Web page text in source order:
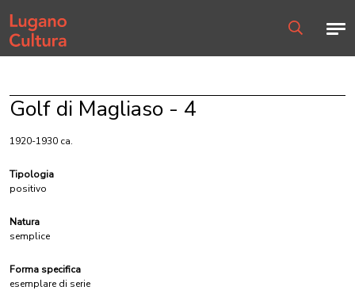
Home page
Golf di Magliaso - 4
1920-1930 ca.
Tipologia
positivo
Natura
semplice
Forma specifica
esemplare di serie